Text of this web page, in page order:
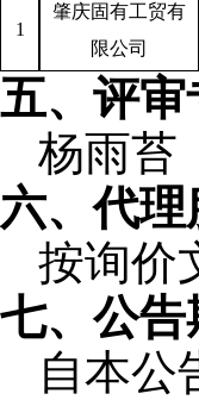
1
肇庆固有工贸有
限公司
五、评
杨雨苔
六、代理
按询价
七、公告
自本公